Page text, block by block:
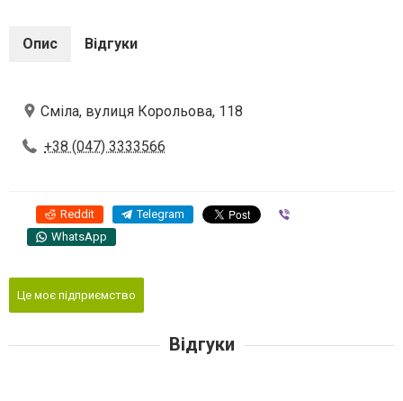
Опис Відгуки
Сміла, вулиця Корольова, 118
+38 (047) 3333566
Reddit Telegram
WhatsApp
Це моє підприємство
Відгуки